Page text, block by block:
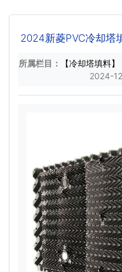
2024新菱PVC冷却塔
所属栏目： 【冷却塔填料】
2024-